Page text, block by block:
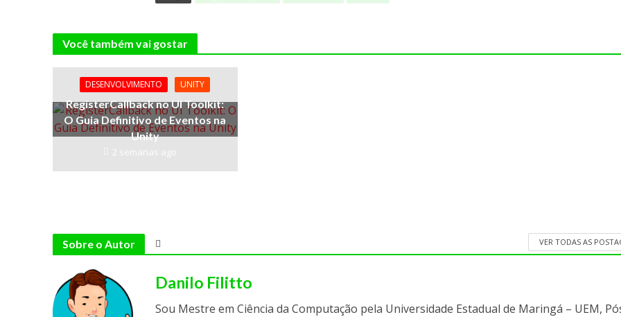
Você também vai gostar
DESENVOLVIMENTO UNITY
RegisterCallback no UI Toolkit:
O Guia Definitivo de Eventos na
Unity
2 semanas ago
Sobre o Autor VER TODAS AS
Danilo Filitto
Sou Mestre em Ciência da Computação pela Universidade Estadual de Maringá – UEM,